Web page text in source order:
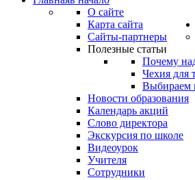
О сайте
Карта сайта
Сайты-партнеры
Полезные статьи
Почему
Чехия для
Выбираем
Новости образования
Календарь акций
Слово директора
Экскурсия по школе
Видеоурок
Учителя
Сотрудники